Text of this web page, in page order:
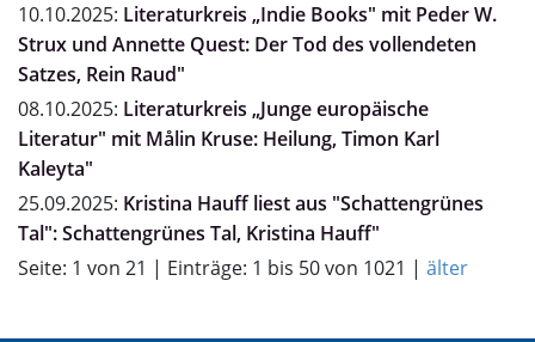
10.10.2025: Literaturkreis „Indie Books" mit Peder W.
Strux und Annette Quest: Der Tod des vollendeten
Satzes, Rein Raud"
08.10.2025: Literaturkreis „Junge europäische
Literatur" mit Målin Kruse: Heilung, Timon Karl
Kaleyta"
25.09.2025: Kristina Hauff liest aus "Schattengrünes
Tal": Schattengrünes Tal, Kristina Hauff"
Seite: 1 von 21 | Einträge: 1 bis 50 von 1021 | älter